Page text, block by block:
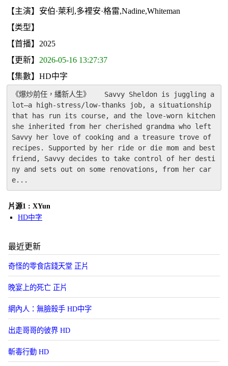
【主演】安伯·萊利,多裡安·格雷,Nadine,Whiteman
【类型】
【首播】2025
【更新】 2026-05-16 13:27:37
【集數】HD中字
《爆炒前任，繙新人生》　　Savvy Sheldon is juggling a
lot—a high-stress/low-thanks job, a situationship
that has run its course, and the love-worn kitchen
she inherited from her cherished grandma who left
Savvy her love of cooking and a treasure trove of
recipes. Supported by her ride or die mom and best
friend, Savvy decides to take control of her desti
ny and sets out on some renovations, from her car
e...
片源1 : XYun
HD中字
最近更新
奇怪的零食店錢天堂 正片
晚宴上的死亡 正片
網內人：無臉殺手 HD中字
出走哥哥的彼界 HD
斬毒行動 HD